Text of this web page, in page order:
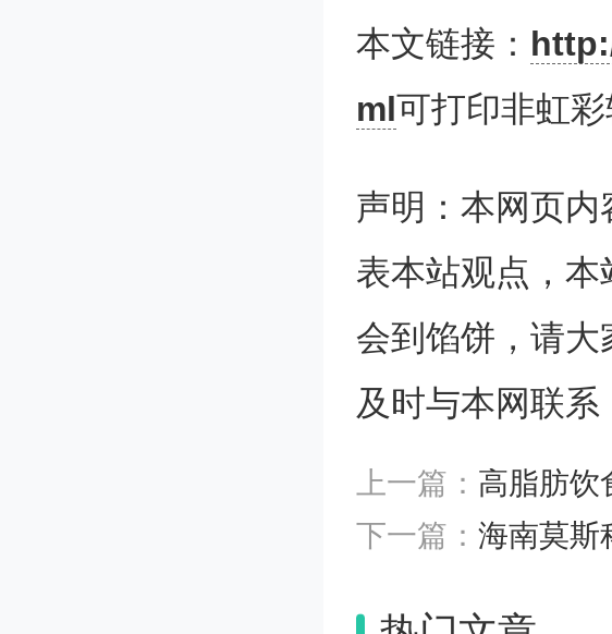
看到不同的颜
颜色叫虹彩色
角，这使得材料
日本神户大学
色的全新方法
体悬浮液。这
本文链接：
ml可打印非虹
声明：本网页
表本站观点，
会到馅饼，请
及时与本网联系
上一篇： 高脂肪饮
下一篇： 海南莫斯